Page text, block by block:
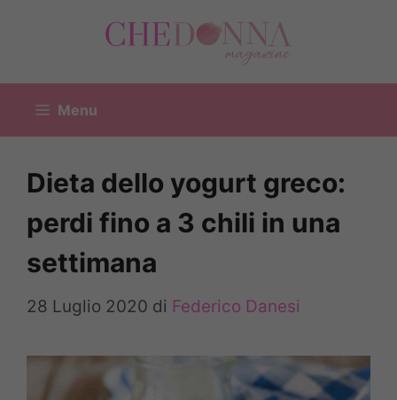
Menu
Dieta dello yogurt greco:
perdi fino a 3 chili in una
settimana
28 Luglio 2020 di Federico Danesi